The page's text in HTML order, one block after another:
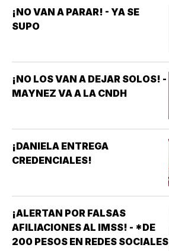
¡NO VAN A PARAR! - YA SE
SUPO
¡NO LOS VAN A DEJAR SOLOS! -
MAYNEZ VA A LA CNDH
¡DANIELA ENTREGA
CREDENCIALES!
¡ALERTAN POR FALSAS
AFILIACIONES AL IMSS! - *DE
200 PESOS EN REDES SOCIALES